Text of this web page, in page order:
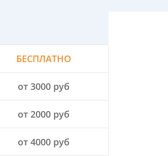
БЕСПЛАТНО
от 3000 руб
от 2000 руб
от 4000 руб